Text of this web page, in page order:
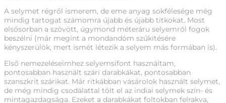
A selymet régről ismerem, de eme anyag sokfélesége még
mindig tartogat számomra újabb és újabb titkokat. Most
elsősorban a szövött, úgymond méteráru selyemről fogok
beszélni (már megint a mondandóm szűkítésére
kényszerülök, mert ismét létezik a selyem más formában is).
Első nemezeléseimhez selyemsifont használtam,
pontosabban használt szári darabkákat, pontosabban
szanszkrit szárikat. Már ritkábban vásárolok használt selymet,
de még mindig csodálattal tölt el az indiai selymek szín- és
mintagazdagsága. Ezeket a darabkákat foltokban felrakva,